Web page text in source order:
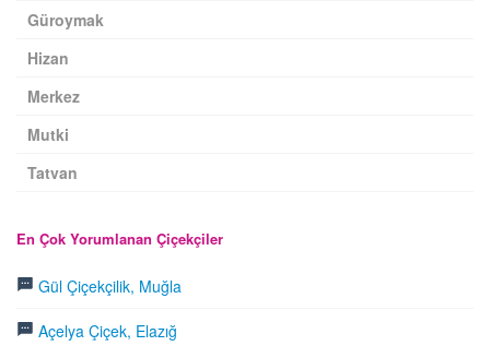
Güroymak
Hizan
Merkez
Mutki
Tatvan
En Çok Yorumlanan Çiçekçiler
Gül Çiçekçilik, Muğla
Açelya Çiçek, Elazığ